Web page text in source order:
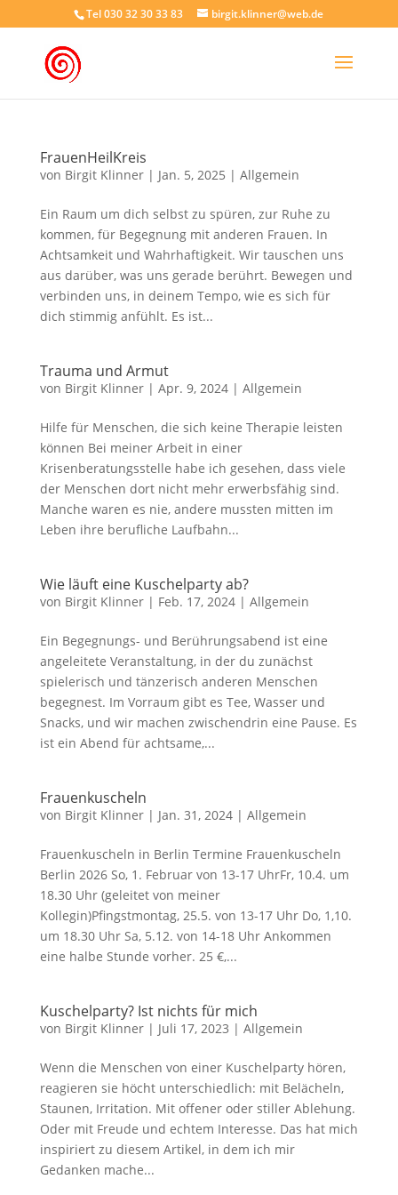
Tel 030 32 30 33 83 birgit.klinner@web.de
FrauenHeilKreis
von Birgit Klinner| Jan. 5, 2025 | Allgemein
Ein Raum um dich selbst zu spüren, zur Ruhe zu
kommen, für Begegnung mit anderen Frauen. In
Achtsamkeit und Wahrhaftigkeit. Wir tauschen uns
aus darüber, was uns gerade berührt. Bewegen und
verbinden uns, in deinem Tempo, wie es sich für
dich stimmig anfühlt. Es ist...
Trauma und Armut
von Birgit Klinner| Apr. 9, 2024| Allgemein
Hilfe für Menschen, die sich keine Therapie leisten
können Bei meiner Arbeit in einer
Krisenberatungsstelle habe ich gesehen, dass viele
der Menschen dort nicht mehr erwerbsfähig sind.
Manche waren es nie, andere mussten mitten im
Leben ihre berufliche Laufbahn...
Wie läuft eine Kuschelparty ab?
von Birgit Klinner| Feb. 17, 2024| Allgemein
Ein Begegnungs- und Berührungsabend ist eine
angeleitete Veranstaltung, in der du zunächst
spielerisch und tänzerisch anderen Menschen
begegnest. Im Vorraum gibt es Tee, Wasser und
Snacks, und wir machen zwischendrin eine Pause. Es
ist ein Abend für achtsame,...
Frauenkuscheln
von Birgit Klinner| Jan. 31, 2024| Allgemein
Frauenkuscheln in Berlin Termine Frauenkuscheln
Berlin 2026 So, 1. Februar von 13-17 UhrFr, 10.4. um
18.30 Uhr (geleitet von meiner
Kollegin)Pfingstmontag, 25.5. von 13-17 Uhr Do, 1,10.
um 18.30 Uhr Sa, 5.12. von 14-18 Uhr Ankommen
eine halbe Stunde vorher. 25 €,...
Kuschelparty? Ist nichts für mich
von Birgit Klinner| Juli 17, 2023 | Allgemein
Wenn die Menschen von einer Kuschelparty hören,
reagieren sie höcht unterschiedlich: mit Belächeln,
Staunen, Irritation. Mit offener oder stiller Ablehung.
Oder mit Freude und echtem Interesse. Das hat mich
inspiriert zu diesem Artikel, in dem ich mir
Gedanken mache...